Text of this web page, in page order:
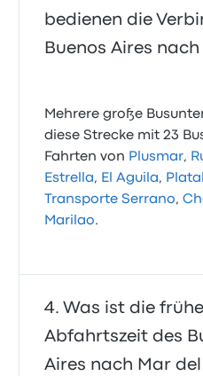
bedienen die
Buenos Aires
Mehrere große
diese Strecke mit 23
Fahrten von Plusmar,
Estrella, El Aguila,
Transporte Serrano,
Marilao.
Was ist die
Abfahrtszeit des
Aires nach Mar del